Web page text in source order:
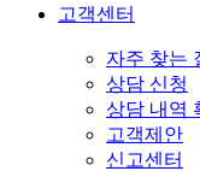
고객센터
자주 찾는
상담 신청
상담 내역
고객제안
신고센터